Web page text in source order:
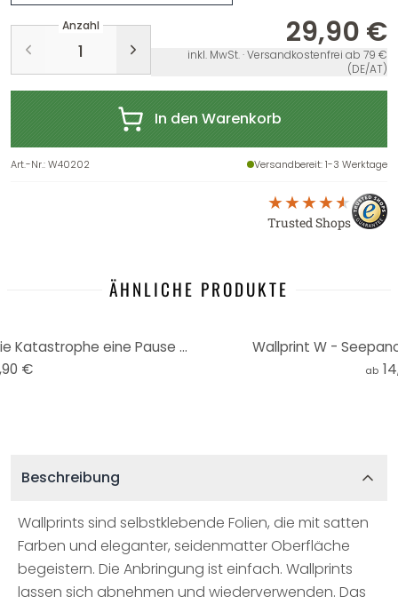
Anzahl 29,90 €
inkl. MwSt. · Versandkostenfrei ab 79 €
(DE/AT)
In den Warenkorb
Art.-Nr.:W40202 Versandbereit: 1-3 Werktage
Trusted Shops
ÄHNLICHE PRODUKTE
Wallprint W - Glück ist, wenn die Katastrophe eine Pause macht - Panorama
€
Wallprint W -
ab
Beschreibung
Wallprints sind selbstklebende Folien, die mit satten
Farben und eleganter, seidenmatter Oberfläche
begeistern. Die Anbringung ist einfach. Wallprints
lassen sich abnehmen und wiederverwenden. Das